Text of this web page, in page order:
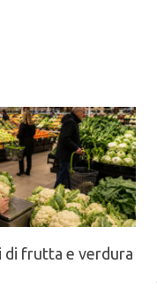
di frutta e verdura